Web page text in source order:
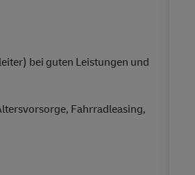
bei guten Leistungen und
Fahrradleasing,